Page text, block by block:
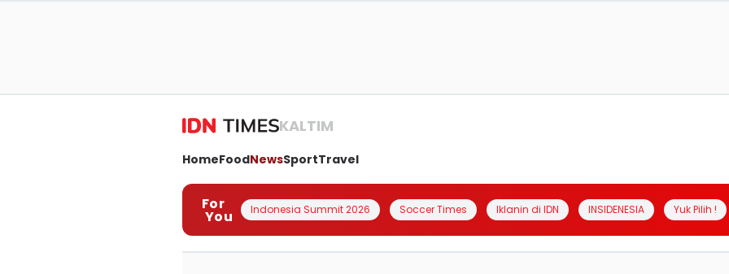
KALTIM
HomeFoodNewsSportTravel
For
You Indonesia Summit 2026 Soccer Times Iklanin di IDN INSIDENESIA Yuk Pilih !